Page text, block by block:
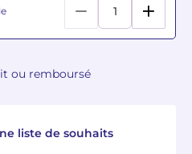
ou remboursé
liste de souhaits